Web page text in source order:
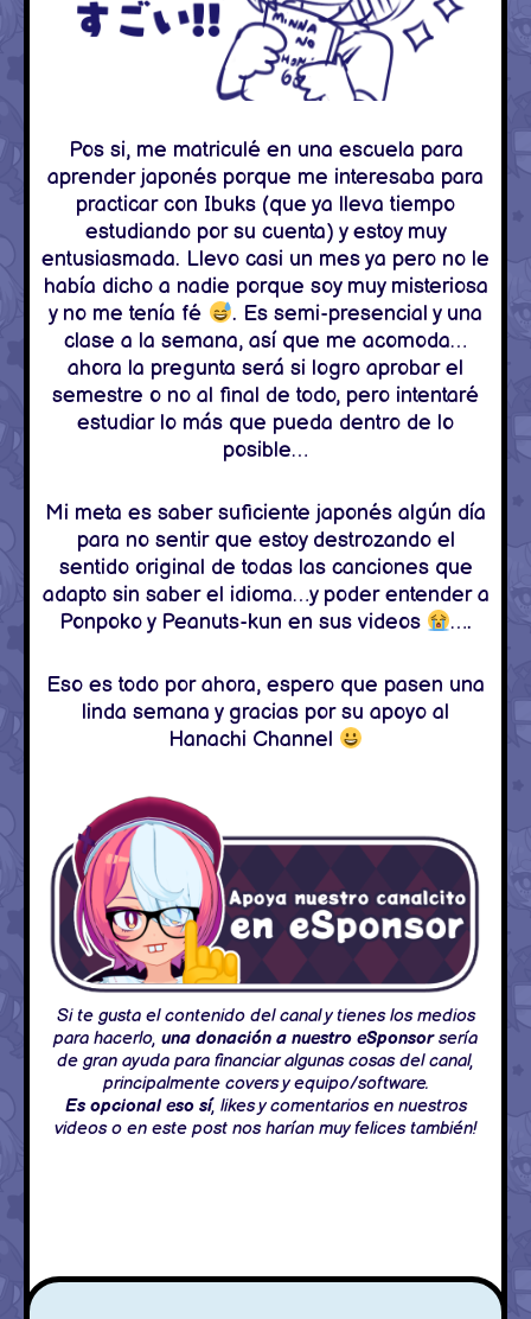
Pos si, me matriculé en una escuela para
aprender japonés porque me interesaba para
practicar con Ibuks (que ya lleva tiempo
estudiando por su cuenta) y estoy muy
entusiasmada. Llevo casi un mes ya pero no le
había dicho a nadie porque soy muy misteriosa
y no me tenía fé
. Es semi-presencial y una
clase a la semana, así que me acomoda…
ahora la pregunta será si logro aprobar el
semestre o no al final de todo, pero intentaré
estudiar lo más que pueda dentro de lo
posible…
Mi meta es saber suficiente japonés algún día
para no sentir que estoy destrozando el
sentido original de todas las canciones que
adapto sin saber el idioma…y poder entender a
Ponpoko y Peanuts-kun en sus videos
….
Eso es todo por ahora, espero que pasen una
linda semana y gracias por su apoyo al
Hanachi Channel
Si te gusta el contenido del canal y tienes los medios
para hacerlo, una donación a nuestro eSponsorsería
de gran ayuda para financiar algunas cosas del canal,
principalmente covers y equipo/software.
Es opcional eso sí, likes y comentarios en nuestros
videos o en este post nos harían muy felices también!